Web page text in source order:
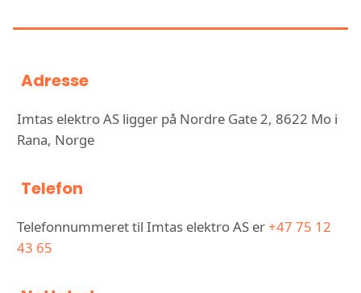
Adresse
Imtas elektro AS ligger på Nordre Gate 2, 8622 Mo i
Rana, Norge
Telefon
Telefonnummeret til Imtas elektro AS er+47 75 12
43 65